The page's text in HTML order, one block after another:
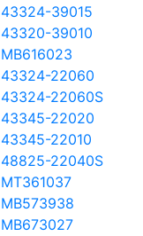
39015
39010
22060
22060S
22020
22010
22040S